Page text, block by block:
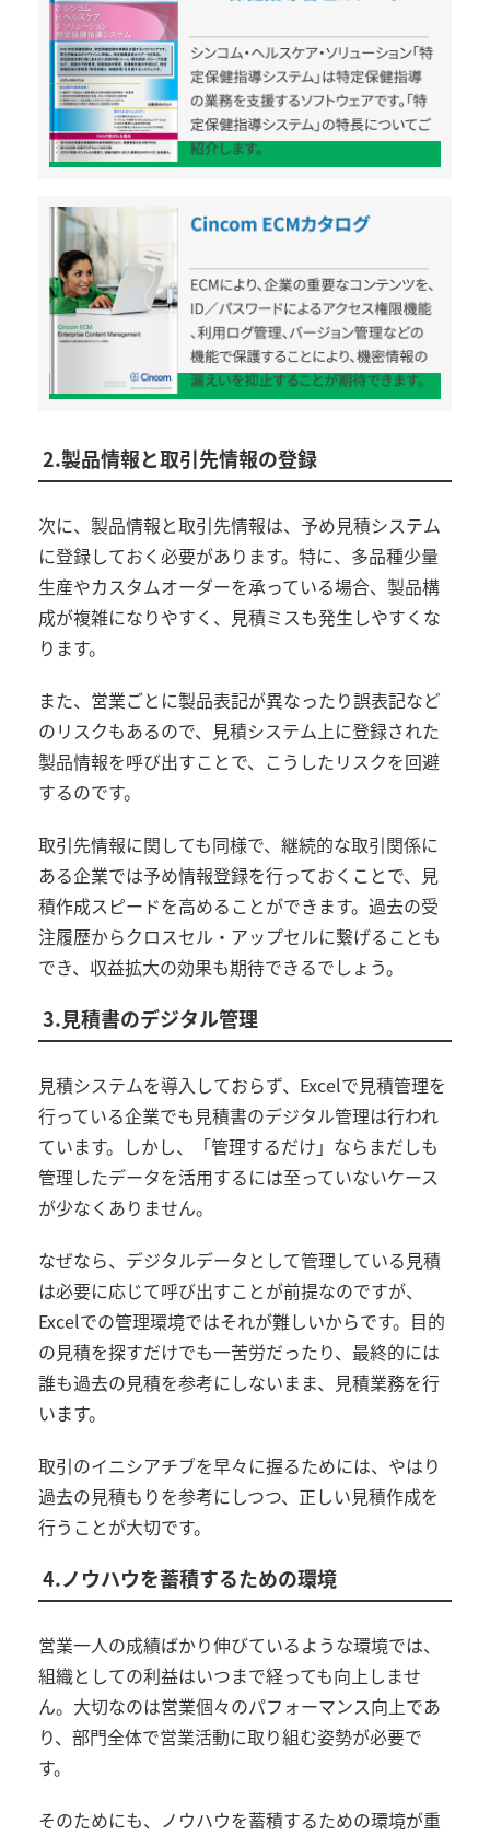
2.製品情報と取引先情報の登録
次に、製品情報と取引先情報は、予め見積システム
に登録しておく必要があります。特に、多品種少量
生産やカスタムオーダーを承っている場合、製品構
成が複雑になりやすく、見積ミスも発生しやすくな
ります。
また、営業ごとに製品表記が異なったり誤表記など
のリスクもあるので、見積システム上に登録された
製品情報を呼び出すことで、こうしたリスクを回避
するのです。
取引先情報に関しても同様で、継続的な取引関係に
ある企業では予め情報登録を行っておくことで、見
積作成スピードを高めることができます。過去の受
注履歴からクロスセル・アップセルに繋げることも
でき、収益拡大の効果も期待できるでしょう。
3.見積書のデジタル管理
見積システムを導入しておらず、Excelで見積管理を
行っている企業でも見積書のデジタル管理は行われ
ています。しかし、「管理するだけ」ならまだしも
管理したデータを活用するには至っていないケース
が少なくありません。
なぜなら、デジタルデータとして管理している見積
は必要に応じて呼び出すことが前提なのですが、
Excelでの管理環境ではそれが難しいからです。目的
の見積を探すだけでも一苦労だったり、最終的には
誰も過去の見積を参考にしないまま、見積業務を行
います。
取引のイニシアチブを早々に握るためには、やはり
過去の見積もりを参考にしつつ、正しい見積作成を
行うことが大切です。
4.ノウハウを蓄積するための環境
営業一人の成績ばかり伸びているような環境では、
組織としての利益はいつまで経っても向上しませ
ん。大切なのは営業個々のパフォーマンス向上であ
り、部門全体で営業活動に取り組む姿勢が必要で
す。
そのためにも、ノウハウを蓄積するための環境が重